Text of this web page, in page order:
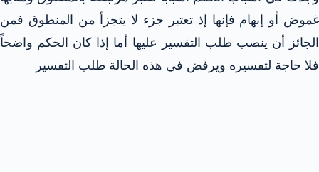
غموض أو إبهام فإنها إذ تعتبر جزء لا يتجزأ من المنطوق فمن
الجائز أن ينصب طلب التفسير عليها أما إذا كان الحكم واضحاً
فلا حاجة لتفسيره ويرفض في هذه الحالة طلب التفسير